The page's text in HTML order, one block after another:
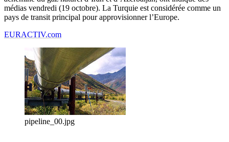
médias vendredi (19 octobre). La Turquie est considérée comme un
pays de transit principal pour approvisionner l’Europe.
EURACTIV.com
pipeline_00.jpg